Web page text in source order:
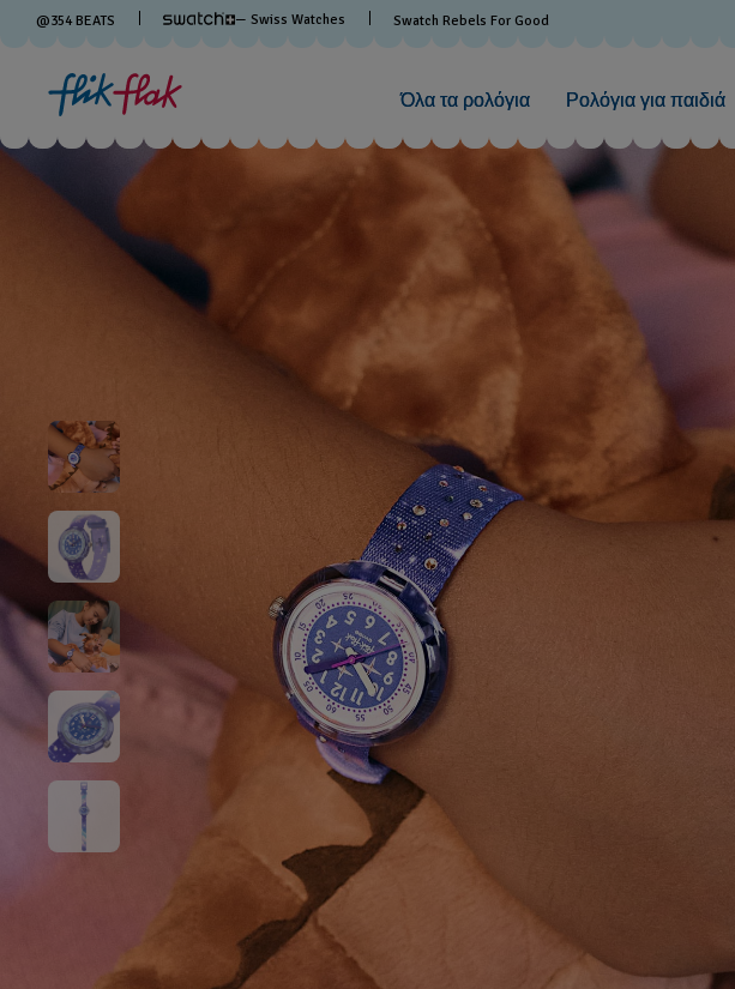
@354BEATS — Swiss Watches Swatch Rebels For Good
Όλα τα ρολόγια Ρολόγια για παιδιά